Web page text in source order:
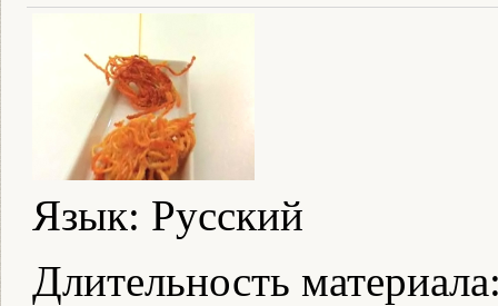
Язык: Русский
Длительность материала